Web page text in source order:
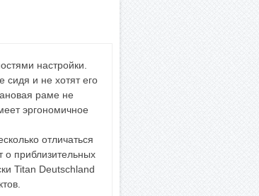
настройки.
сидя и не хотят его
раме не
эргономичное
отличаться
о приблизительных
Titan Deutschland